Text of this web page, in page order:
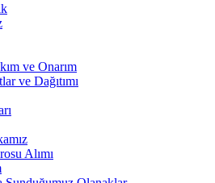
ve Onarım
ve Dağıtımı
Alımı